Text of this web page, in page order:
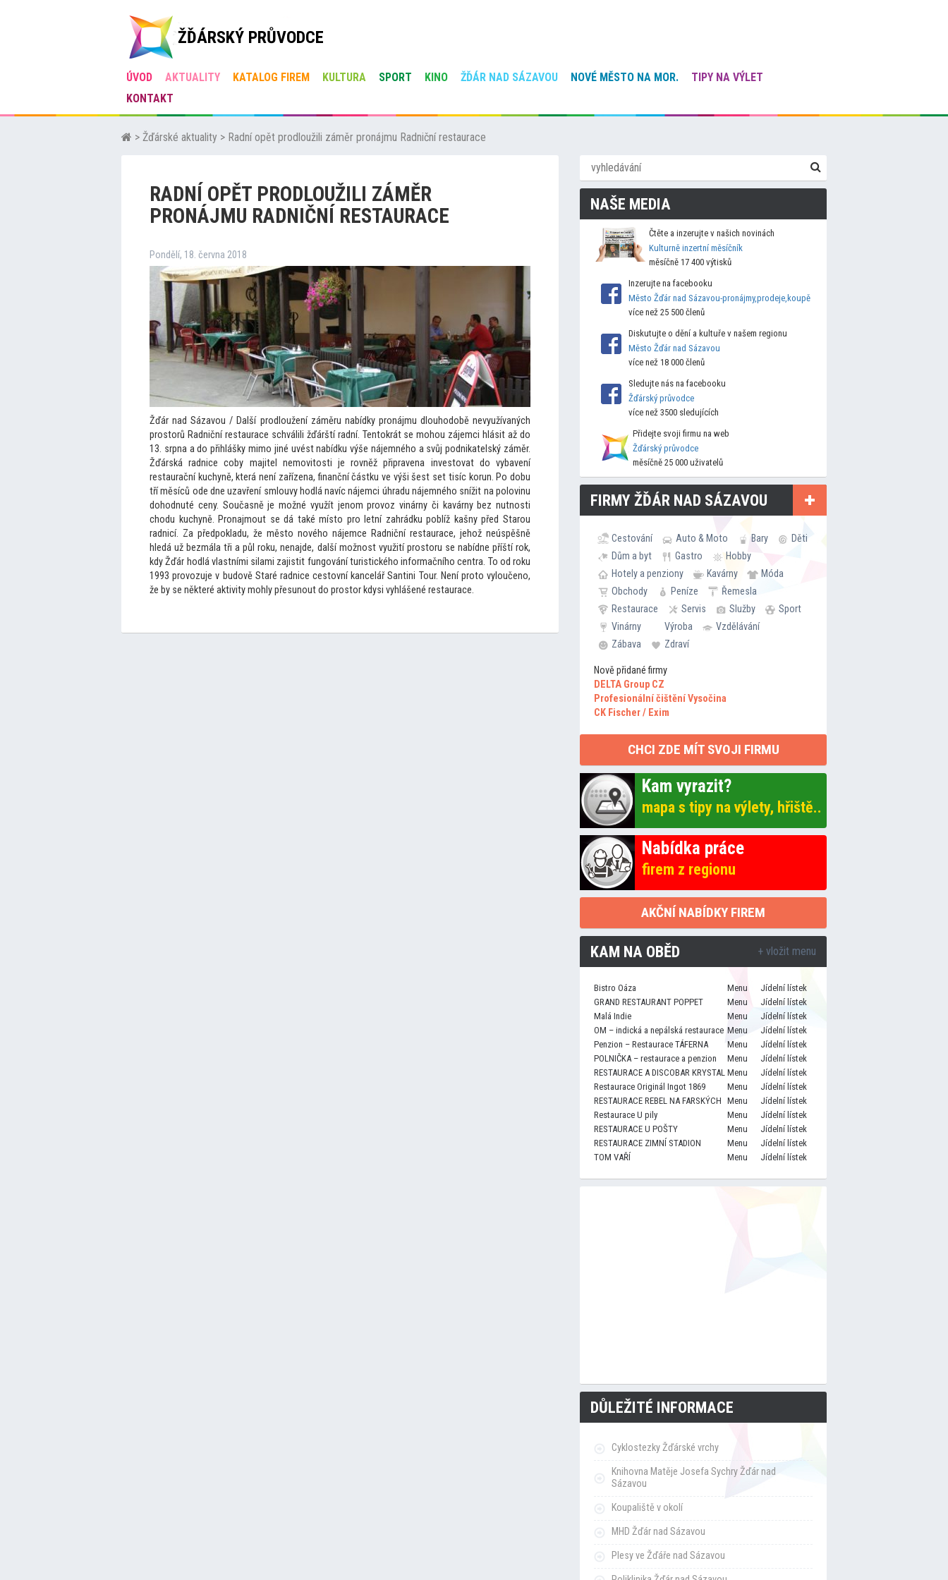
ŽĎÁRSKÝ PRŮVODCE
ÚVOD AKTUALITY KATALOG FIREM KULTURA SPORT KINO ŽĎÁR NAD SÁZAVOU NOVÉ MĚSTO NA MOR.
TIPY NA VÝLET
KONTAKT
> Žďárské aktuality > Radní opět prodloužili záměr pronájmu Radniční restaurace
RADNÍ OPĚT PRODLOUŽILI ZÁMĚR
PRONÁJMU RADNIČNÍ RESTAURACE
Pondělí, 18. června 2018
Žďár nad Sázavou / Další prodloužení záměru nabídky pronájmu dlouhodobě nevyužívaných
prostorů Radniční restaurace schválili žďárští radní. Tentokrát se mohou zájemci hlásit až do
13. srpna a do přihlášky mimo jiné uvést nabídku výše nájemného a svůj podnikatelský záměr.
Žďárská radnice coby majitel nemovitosti je rovněž připravena investovat do vybavení
restaurační kuchyně, která není zařízena, finanční částku ve výši šest set tisíc korun. Po dobu
tří měsíců ode dne uzavření smlouvy hodlá navíc nájemci úhradu nájemného snížit na polovinu
dohodnuté ceny. Současně je možné využít jenom provoz vinárny či kavárny bez nutnosti
chodu kuchyně. Pronajmout se dá také místo pro letní zahrádku poblíž kašny před Starou
radnicí. Za předpokladu, že město nového nájemce Radniční restaurace, jehož neúspěšně
hledá už bezmála tři a půl roku, nenajde, další možnost využití prostoru se nabídne příští rok,
kdy Žďár hodlá vlastními silami zajistit fungování turistického informačního centra. To od roku
1993 provozuje v budově Staré radnice cestovní kancelář Santini Tour. Není proto vyloučeno,
že by se některé aktivity mohly přesunout do prostor kdysi vyhlášené restaurace.
NAŠE MEDIA
Čtěte a inzerujte v našich novinách
Kulturně inzertní měsíčník
měsíčně 17 400 výtisků
Inzerujte na facebooku
Město Žďár nad Sázavou-pronájmy,prodeje,koupě
více než 25 500 členů
Diskutujte o dění a kultuře v našem regionu
Město Žďár nad Sázavou
více než 18 000 členů
Sledujte nás na facebooku
Žďárský průvodce
více než 3500 sledujících
Přidejte svoji firmu na web
Žďárský průvodce
měsíčně 25 000 uživatelů
FIRMY ŽĎÁR NAD SÁZAVOU
Cestování Auto & Moto Bary
Děti
Dům a byt
Gastro
Hobby
Hotely a penziony
Kavárny
Móda
Obchody
Peníze
Řemesla
Restaurace
Servis Služby
Sport
Vinárny
Výroba
Vzdělávání
Zábava
Zdraví
Nově přidané firmy
DELTA Group CZ
Profesionální čištění Vysočina
CK Fischer / Exim
CHCI ZDE MÍT SVOJI FIRMU
Kam vyrazit?
mapa s tipy na výlety, hřiště..
Nabídka práce
firem z regionu
AKČNÍ NABÍDKY FIREM
KAM NA OBĚD + vložit menu
Bistro Oáza Menu
Jídelní lístek
GRAND RESTAURANT POPPET
Menu
Jídelní lístek
Malá Indie
Menu
Jídelní lístek
OM – indická a nepálská restaurace Menu
Jídelní lístek
Penzion – Restaurace TÁFERNA
Menu
Jídelní lístek
POLNIČKA – restaurace a penzion
Menu
Jídelní lístek
RESTAURACE A DISCOBAR KRYSTAL Menu
Jídelní lístek
Restaurace Originál Ingot 1869
Menu
Jídelní lístek
RESTAURACE REBEL NA FARSKÝCH Menu
Jídelní lístek
Restaurace U pily
Menu
Jídelní lístek
RESTAURACE U POŠTY
Menu
Jídelní lístek
RESTAURACE ZIMNÍ STADION
Menu
Jídelní lístek
TOM VAŘÍ
Menu Jídelní lístek
DŮLEŽITÉ INFORMACE
Cyklostezky Žďárské vrchy
Knihovna Matěje Josefa Sychry Žďár nad
Sázavou
Koupaliště v okolí
MHD Žďár nad Sázavou
Plesy ve Žďáře nad Sázavou